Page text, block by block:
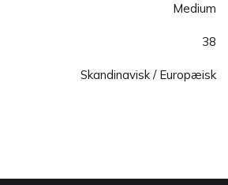
Medium
38
Skandinavisk / Europæisk